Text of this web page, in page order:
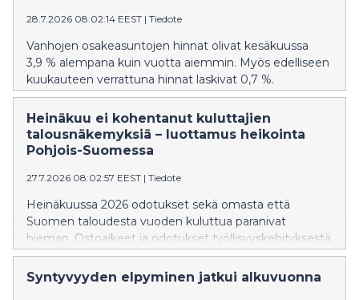
28.7.2026 08:02:14 EEST | Tiedote
Vanhojen osakeasuntojen hinnat olivat kesäkuussa
3,9 % alempana kuin vuotta aiemmin. Myös edelliseen
kuukauteen verrattuna hinnat laskivat 0,7 %.
Heinäkuu ei kohentanut kuluttajien
talousnäkemyksiä – luottamus heikointa
Pohjois-Suomessa
27.7.2026 08:02:57 EEST | Tiedote
Heinäkuussa 2026 odotukset sekä omasta että
Suomen taloudesta vuoden kuluttua paranivat
hieman. Ostoaikeet ja odotukset työllisyyskehityksestä
pysyivät heikkoina.
Syntyvyyden elpyminen jatkui alkuvuonna